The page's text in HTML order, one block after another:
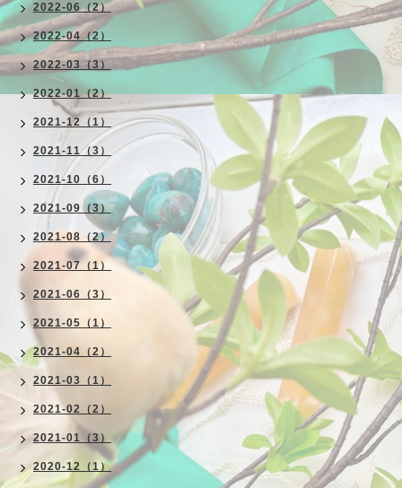
2022-06（2）
2022-04（2）
2022-03（3）
2022-01（2）
2021-12（1）
2021-11（3）
2021-10（6）
2021-09（3）
2021-08（2）
2021-07（1）
2021-06（3）
2021-05（1）
2021-04（2）
2021-03（1）
2021-02（2）
2021-01（3）
2020-12（1）